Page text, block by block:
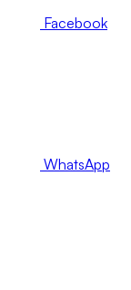
Facebook
WhatsApp